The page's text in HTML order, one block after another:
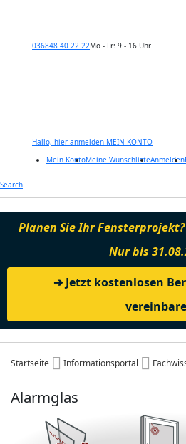
036848 40 22 22Mo - Fr: 9 - 16 Uhr
Hallo, hier anmelden MEIN KONTO
Mein KontoMeine WunschlisteAnmelden
Search
Planen Sie Ihr
Nur bis
➔ Jetzt kostenlosen
Startseite Informationsportal
Alarmglas